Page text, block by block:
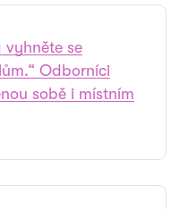
vyhněte se
Odborníci
sobě i místním